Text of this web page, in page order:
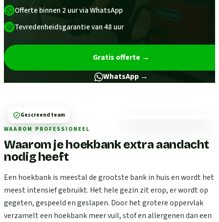
Offerte binnen 2 uur via WhatsApp
Tevredenheidsgarantie van 48 uur
Gratis offerte →
WhatsApp →
WAAROM PROFESSIONEEL
Waarom je hoekbank extra aandacht
nodig heeft
Een hoekbank is meestal de grootste bank in huis en wordt het
meest intensief gebruikt. Het hele gezin zit erop, er wordt op
gegeten, gespeeld en geslapen. Door het grotere oppervlak
verzamelt een hoekbank meer vuil, stof en allergenen dan een
Gescreend team